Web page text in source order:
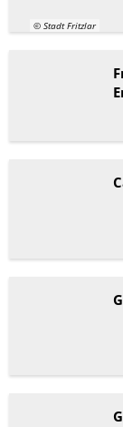
© Stadt Fritzlar